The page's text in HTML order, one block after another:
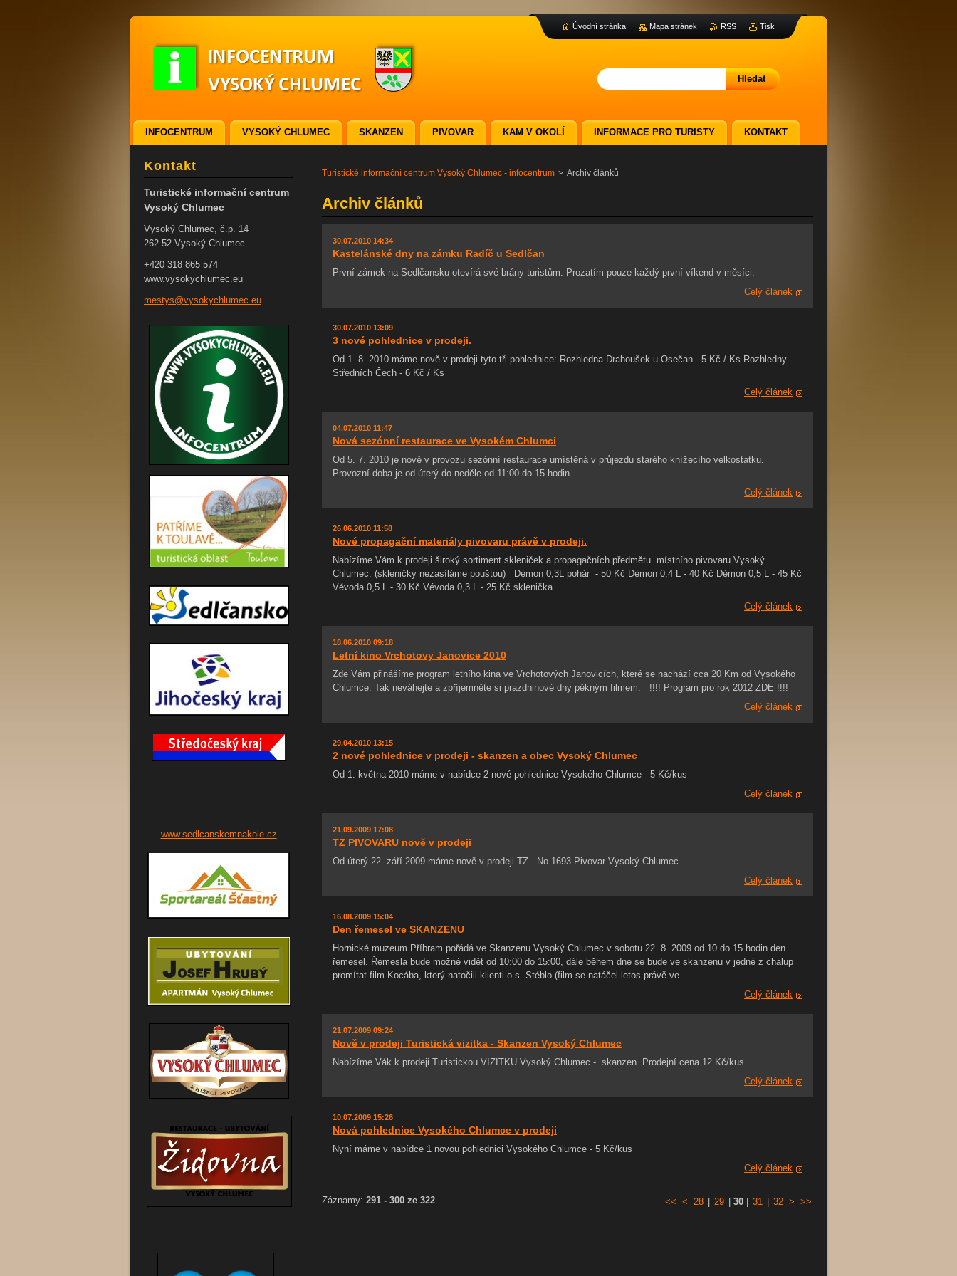
Turistické informační centrum Vysoký Chlumec - infocentrum > Archiv článků
Archiv článků
30.07.2010 14:34
Kastelánské dny na zámku Radíč u Sedlčan
První zámek na Sedlčansku otevírá své brány turistům. Prozatím pouze každý první víkend v měsíci.
Celý článek
30.07.2010 13:09
3 nové pohlednice v prodeji.
Od 1. 8. 2010 máme nově v prodeji tyto tři pohlednice: Rozhledna Drahoušek u Osečan - 5 Kč / Ks Rozhledny
Středních Čech - 6 Kč / Ks
Celý článek
04.07.2010 11:47
Nová sezónní restaurace ve Vysokém Chlumci
Od 5. 7. 2010 je nově v provozu sezónní restaurace umístěná v průjezdu starého knížecího velkostatku.
Provozní doba je od úterý do neděle od 11:00 do 15 hodin.
Celý článek
26.06.2010 11:58
Nové propagační materiály pivovaru právě v prodeji.
Nabízíme Vám k prodeji široký sortiment skleniček a propagačních předmětu místního pivovaru Vysoký
Chlumec. (skleničky nezasíláme pouštou) Démon 0,3L pohár - 50 Kč Démon 0,4 L - 40 Kč Démon 0,5 L - 45 Kč
Vévoda 0,5 L - 30 Kč Vévoda 0,3 L - 25 Kč sklenička...
Celý článek
18.06.2010 09:18
Letní kino Vrchotovy Janovice 2010
Zde Vám přinášíme program letního kina ve Vrchotových Janovicích, které se nachází cca 20 Km od Vysokého
Chlumce. Tak neváhejte a zpříjemněte si prazdninové dny pěkným filmem. !!!! Program pro rok 2012 ZDE !!!!
Celý článek
29.04.2010 13:15
2 nové pohlednice v prodeji - skanzen a obec Vysoký Chlumec
Od 1. května 2010 máme v nabídce 2 nové pohlednice Vysokého Chlumce - 5 Kč/kus
Celý článek
21.09.2009 17:08
TZ PIVOVARU nově v prodeji
Od úterý 22. září 2009 máme nově v prodeji TZ - No.1693 Pivovar Vysoký Chlumec.
Celý článek
16.08.2009 15:04
Den řemesel ve SKANZENU
Hornické muzeum Příbram pořádá ve Skanzenu Vysoký Chlumec v sobotu 22. 8. 2009 od 10 do 15 hodin den
řemesel. Řemesla bude možné vidět od 10:00 do 15:00, dále během dne se bude ve skanzenu v jedné z chalup
promítat film Kocába, který natočili klienti o.s. Stéblo (film se natáčel letos právě ve...
Celý článek
21.07.2009 09:24
Nově v prodeji Turistická vizitka - Skanzen Vysoký Chlumec
Nabízíme Vák k prodeji Turistickou VIZITKU Vysoký Chlumec - skanzen. Prodejní cena 12 Kč/kus
Celý článek
10.07.2009 15:26
Nová pohlednice Vysokého Chlumce v prodeji
Nyní máme v nabídce 1 novou pohlednici Vysokého Chlumce - 5 Kč/kus
Celý článek
Záznamy: 291 - 300 ze 322 << < 28 29 30 31 32 > >>
Kontakt
Turistické informační centrum
Vysoký Chlumec
Vysoký Chlumec, č.p. 14
262 52 Vysoký Chlumec
+420 318 865 574
www.vysokychlumec.eu
mestys@vysokychl umec.eu
www.sedlcanskemnakole.cz
INFOCENTRUM VYSOKÝ CHLUMEC SKANZEN PIVOVAR KAM V OKOLÍ INFORMACE PRO TURISTY KONTAKT
Úvodní stránka Mapa stránek RSS Tisk